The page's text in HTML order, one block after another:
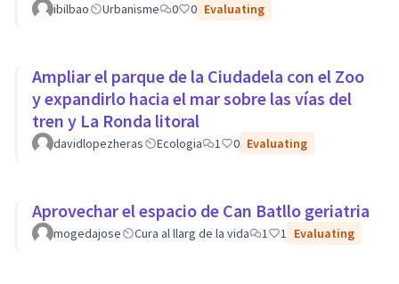
ibilbao Urbanisme 0 0 Evaluating
Ampliar el parque de la Ciudadela con el Zoo
y expandirlo hacia el mar sobre las vías del
tren y La Ronda litoral
davidlopezheras Ecologia 1 0 Evaluating
Aprovechar el espacio de Can Batllo geriatria
mogedajose Cura al llarg de la vida 1 1 Evaluating